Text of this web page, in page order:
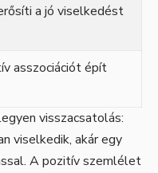
a jó viselkedést
asszociációt épít
visszacsatolás:
viselkedik, akár egy
A pozitív szemlélet